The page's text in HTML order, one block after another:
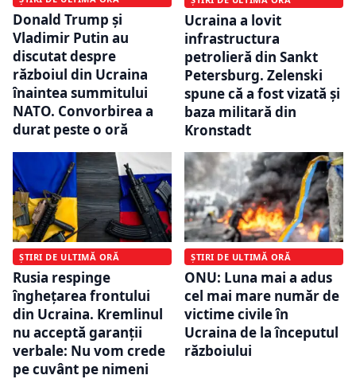
Donald Trump și
Vladimir Putin au
discutat despre
războiul din Ucraina
înaintea summitului
NATO. Convorbirea a
durat peste o oră
Ucraina a lovit
infrastructura
petrolieră din Sankt
Petersburg. Zelenski
spune că a fost vizată și
baza militară din
Kronstadt
ȘTIRI DE ULTIMĂ ORĂ
Rusia respinge
înghețarea frontului
din Ucraina. Kremlinul
nu acceptă garanții
verbale: Nu vom crede
pe cuvânt pe nimeni
ȘTIRI DE ULTIMĂ ORĂ
ONU: Luna mai a adus
cel mai mare număr de
victime civile în
Ucraina de la începutul
războiului